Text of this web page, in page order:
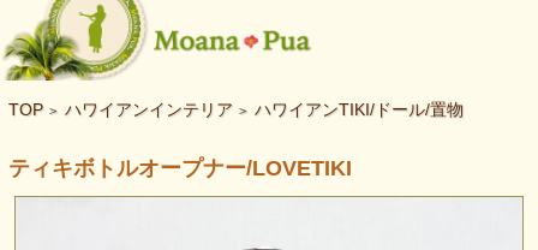
TOP > ハワイアンインテリア > ハワイアンTIKI/ドール/置物
ティキボトルオープナー/LOVETIKI